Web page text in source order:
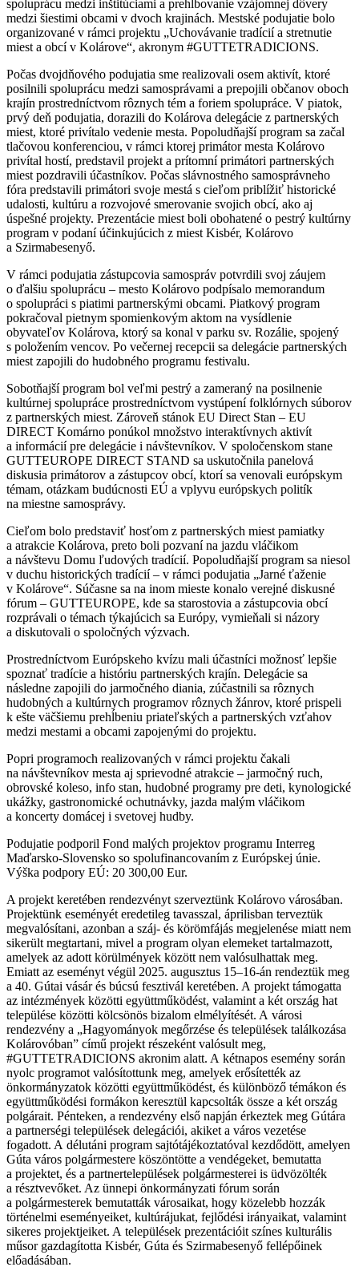
spoluprácu medzi inštitúciami a prehlbovanie vzájomnej dôvery
medzi šiestimi obcami v dvoch krajinách. Mestské podujatie bolo
organizované v rámci projektu „Uchovávanie tradícií a stretnutie
miest a obcí v Kolárove“, akronym #GUTTETRADICIONS.
Počas dvojdňového podujatia sme realizovali osem aktivít, ktoré
posilnili spoluprácu medzi samosprávami a prepojili občanov oboch
krajín prostredníctvom rôznych tém a foriem spolupráce. V piatok,
prvý deň podujatia, dorazili do Kolárova delegácie z partnerských
miest, ktoré privítalo vedenie mesta. Popoludňajší program sa začal
tlačovou konferenciou, v rámci ktorej primátor mesta Kolárovo
privítal hostí, predstavil projekt a prítomní primátori partnerských
miest pozdravili účastníkov. Počas slávnostného samosprávneho
fóra predstavili primátori svoje mestá s cieľom priblížiť historické
udalosti, kultúru a rozvojové smerovanie svojich obcí, ako aj
úspešné projekty. Prezentácie miest boli obohatené o pestrý kultúrny
program v podaní účinkujúcich z miest Kisbér, Kolárovo
a Szirmabesenyő.
V rámci podujatia zástupcovia samospráv potvrdili svoj záujem
o ďalšiu spoluprácu – mesto Kolárovo podpísalo memorandum
o spolupráci s piatimi partnerskými obcami. Piatkový program
pokračoval pietnym spomienkovým aktom na vysídlenie
obyvateľov Kolárova, ktorý sa konal v parku sv. Rozálie, spojený
s položením vencov. Po večernej recepcii sa delegácie partnerských
miest zapojili do hudobného programu festivalu.
Sobotňajší program bol veľmi pestrý a zameraný na posilnenie
kultúrnej spolupráce prostredníctvom vystúpení folklórnych súborov
z partnerských miest. Zároveň stánok EU Direct Stan – EU
DIRECT Komárno ponúkol množstvo interaktívnych aktivít
a informácií pre delegácie i návštevníkov. V spoločenskom stane
GUTTEUROPE DIRECT STAND sa uskutočnila panelová
diskusia primátorov a zástupcov obcí, ktorí sa venovali európskym
témam, otázkam budúcnosti EÚ a vplyvu európskych politík
na miestne samosprávy.
Cieľom bolo predstaviť hosťom z partnerských miest pamiatky
a atrakcie Kolárova, preto boli pozvaní na jazdu vláčikom
a návštevu Domu ľudových tradícií. Popoludňajší program sa niesol
v duchu historických tradícií – v rámci podujatia „Jarné ťaženie
v Kolárove“. Súčasne sa na inom mieste konalo verejné diskusné
fórum – GUTTEUROPE, kde sa starostovia a zástupcovia obcí
rozprávali o témach týkajúcich sa Európy, vymieňali si názory
a diskutovali o spoločných výzvach.
Prostredníctvom Európskeho kvízu mali účastníci možnosť lepšie
spoznať tradície a históriu partnerských krajín. Delegácie sa
následne zapojili do jarmočného diania, zúčastnili sa rôznych
hudobných a kultúrnych programov rôznych žánrov, ktoré prispeli
k ešte väčšiemu prehĺbeniu priateľských a partnerských vzťahov
medzi mestami a obcami zapojenými do projektu.
Popri programoch realizovaných v rámci projektu čakali
na návštevníkov mesta aj sprievodné atrakcie – jarmočný ruch,
obrovské koleso, info stan, hudobné programy pre deti, kynologické
ukážky, gastronomické ochutnávky, jazda malým vláčikom
a koncerty domácej i svetovej hudby.
Podujatie podporil Fond malých projektov programu Interreg
Maďarsko-Slovensko so spolufinancovaním z Európskej únie.
Výška podpory EÚ: 20 300,00 Eur.
A projekt keretében rendezvényt szerveztünk Kolárovo városában.
Projektünk eseményét eredetileg tavasszal, áprilisban terveztük
megvalósítani, azonban a száj- és körömfájás megjelenése miatt nem
sikerült megtartani, mivel a program olyan elemeket tartalmazott,
amelyek az adott körülmények között nem valósulhattak meg.
Emiatt az eseményt végül 2025. augusztus 15–16-án rendeztük meg
a 40. Gútai vásár és búcsú fesztivál keretében. A projekt támogatta
az intézmények közötti együttműködést, valamint a két ország hat
települése közötti kölcsönös bizalom elmélyítését. A városi
rendezvény a „Hagyományok megőrzése és települések találkozása
Kolárovóban” című projekt részeként valósult meg,
#GUTTETRADICIONS akronim alatt. A kétnapos esemény során
nyolc programot valósítottunk meg, amelyek erősítették az
önkormányzatok közötti együttműködést, és különböző témákon és
együttműködési formákon keresztül kapcsolták össze a két ország
polgárait. Pénteken, a rendezvény első napján érkeztek meg Gútára
a partnerségi települések delegációi, akiket a város vezetése
fogadott. A délutáni program sajtótájékoztatóval kezdődött, amelyen
Gúta város polgármestere köszöntötte a vendégeket, bemutatta
a projektet, és a partnertelepülések polgármesterei is üdvözölték
a résztvevőket. Az ünnepi önkormányzati fórum során
a polgármesterek bemutatták városaikat, hogy közelebb hozzák
történelmi eseményeiket, kultúrájukat, fejlődési irányaikat, valamint
sikeres projektjeiket. A települések prezentációit színes kulturális
műsor gazdagította Kisbér, Gúta és Szirmabesenyő fellépőinek
előadásában.